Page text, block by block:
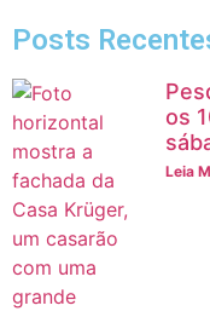
Posts
os
Leia